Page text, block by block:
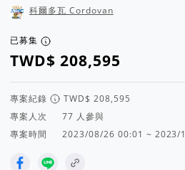
科爾多瓦 Cordovan
已募集
專案紀錄
專案人次
人參與
專案時間
2023/08/26 00:01 ~ 2023/